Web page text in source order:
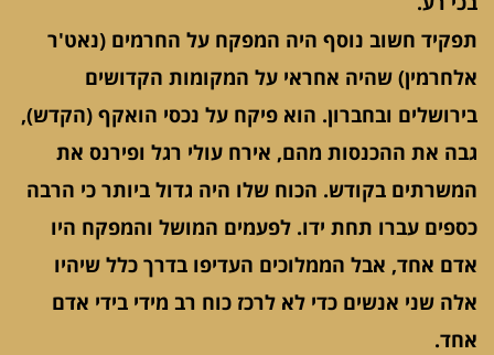
תפקיד חשוב נוסף היה המפקח על החרמים (נאט'ר
אלחרמין) שהיה אחראי על המקומות הקדושים
בירושלים ובחברון. הוא פיקח על נכסי הואקף (הקדש),
גבה את ההכנסות מהם, אירח עולי רגל ופירנס את
המשרתים בקודש. הכוח שלו היה גדול ביותר כי הרבה
כספים עברו תחת ידו. לפעמים המושל והמפקח היו
אדם אחד, אבל הממלוכים העדיפו בדרך כלל שיהיו
אלה שני אנשים כדי לא לרכז כוח רב מידי בידי אדם
אחד.